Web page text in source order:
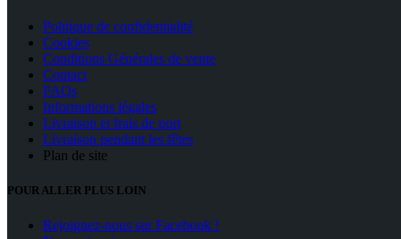
Politique de confidentialité
Cookies
Conditions Générales de vente
Contact
FAQs
Informations légales
Livraison et frais de port
Livraison pendant les fêtes
Plan de site
POUR ALLER PLUS LOIN
Rejoignez-nous sur Facebook !